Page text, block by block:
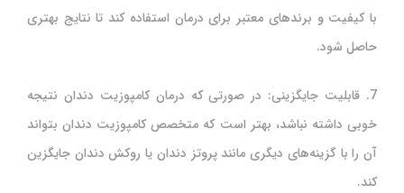
با کیفیت و برند‌های معتبر برای درمان استفاده کند تا نتایج بهتری
حاصل شود.
7. قابلیت جایگزینی: در صورتی که درمان کامپوزیت دندان نتیجه
خوبی داشته نباشد، بهتر است که متخصص کامپوزیت دندان بتواند
آن را با گزینه‌های دیگری مانند پروتز دندان یا روکش دندان جایگزین
کند.